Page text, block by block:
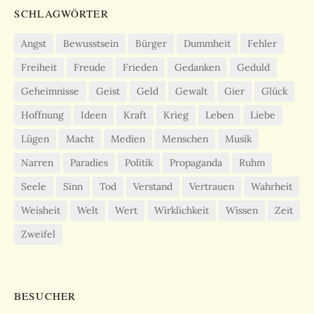
SCHLAGWÖRTER
Angst Bewusstsein Bürger Dummheit
Fehler
Freiheit
Freude Frieden Gedanken
Geduld
Geheimnisse
Geist Geld Gewalt Gier
Glück
Hoffnung
Ideen Kraft Krieg Leben
Liebe
Lügen
Macht Medien Menschen
Musik
Narren
Paradies Politik Propaganda
Ruhm
Seele
Sinn Tod Verstand Vertrauen
Wahrheit
Weisheit
Welt Wert Wirklichkeit Wissen
Zeit
Zweifel
BESUCHER